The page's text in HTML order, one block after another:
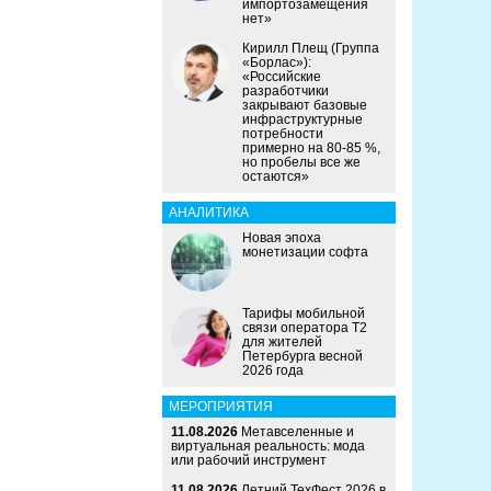
импортозамещения
нет»
Кирилл Плещ (Группа
«Борлас»):
«Российские
разработчики
закрывают базовые
инфраструктурные
потребности
примерно на 80-85 %,
но пробелы все же
остаются»
АНАЛИТИКА
Новая эпоха
монетизации софта
Тарифы мобильной
связи оператора Т2
для жителей
Петербурга весной
2026 года
МЕРОПРИЯТИЯ
11.08.2026 Метавселенные и
виртуальная реальность: мода
или рабочий инструмент